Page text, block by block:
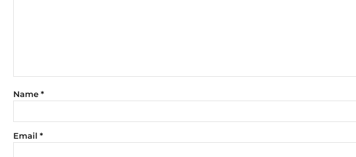
Name *
Email *